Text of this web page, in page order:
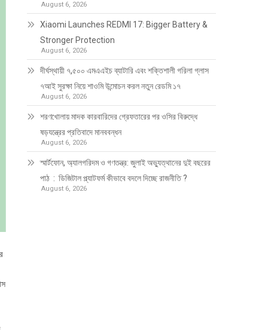
August 6, 2026
Xiaomi Launches REDMI 17: Bigger Battery &
Stronger Protection
August 6, 2026
দীর্ঘস্থায়ী ৭,৫০০ এমএএইচ ব্যাটারি এবং শক্তিশালী গরিলা গ্লাস
৭আই সুরক্ষা নিয়ে শাওমি উন্মোচন করল নতুন রেডমি ১৭
August 6, 2026
শরণখোলায় মাদক কারবারিদের গ্রেফতারের পর ওসির বিরুদ্ধে
ষড়যন্ত্রের প্রতিবাদে মানববন্ধন
August 6, 2026
স্মার্টফোন, অ্যালগরিদম ও গণতন্ত্র: জুলাই অভ্যুত্থানের দুই বছরের
পাঠ : ডিজিটাল প্ল্যাটফর্ম কীভাবে বদলে দিচ্ছে রাজনীতি ?
August 6, 2026